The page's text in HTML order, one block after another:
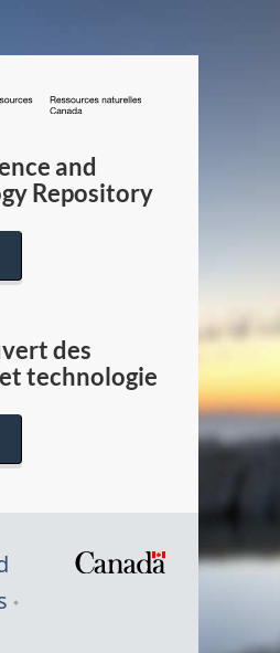
/
Canada
and
Repository
des
technologie